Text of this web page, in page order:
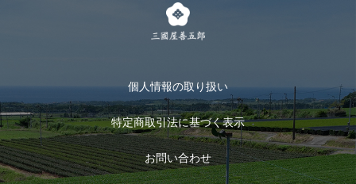
お茶のギフト
おすすめのお茶
お茶に合うスイーツ
ログイン
ログアウト
個人情報の取り扱い
特定商取引法に基づく表示
お問い合わせ